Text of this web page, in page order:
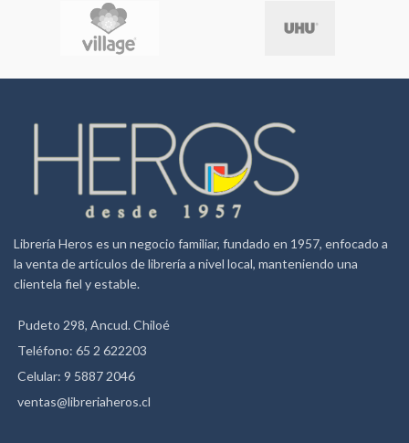
Librería Heros es un negocio familiar, fundado en 1957, enfocado a
la venta de artículos de librería a nivel local, manteniendo una
clientela fiel y estable.
Pudeto 298, Ancud. Chiloé
Teléfono: 65 2 622203
Celular: 9 5887 2046
ventas@libreriaheros.cl